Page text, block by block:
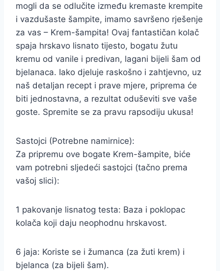
mogli da se odlučite između kremaste krempite
i vazdušaste šampite, imamo savršeno rješenje
za vas – Krem-šampita! Ovaj fantastičan kolač
spaja hrskavo lisnato tijesto, bogatu žutu
kremu od vanile i predivan, lagani bijeli šam od
bjelanaca. Iako djeluje raskošno i zahtjevno, uz
naš detaljan recept i prave mjere, priprema će
biti jednostavna, a rezultat oduševiti sve vaše
goste. Spremite se za pravu rapsodiju ukusa!
Sastojci (Potrebne namirnice):
Za pripremu ove bogate Krem-šampite, biće
vam potrebni sljedeći sastojci (tačno prema
vašoj slici):
1 pakovanje lisnatog testa: Baza i poklopac
kolača koji daju neophodnu hrskavost.
6 jaja: Koriste se i žumanca (za žuti krem) i
bjelanca (za bijeli šam).